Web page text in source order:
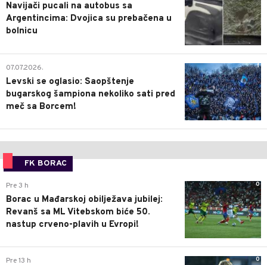
Navijači pucali na autobus sa
Argentincima: Dvojica su prebačena u
bolnicu
1
07.07.2026.
Levski se oglasio: Saopštenje
bugarskog šampiona nekoliko sati pred
meč sa Borcem!
FK BORAC
0
Pre 3 h
Borac u Mađarskoj obilježava jubilej:
Revanš sa ML Vitebskom biće 50.
nastup crveno-plavih u Evropi!
0
Pre 13 h